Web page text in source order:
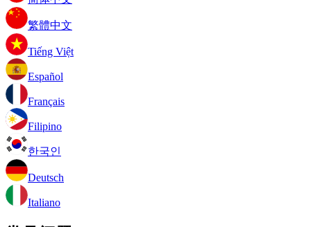
繁體中文
Tiếng Việt
Español
Français
Filipino
한국인
Deutsch
Italiano